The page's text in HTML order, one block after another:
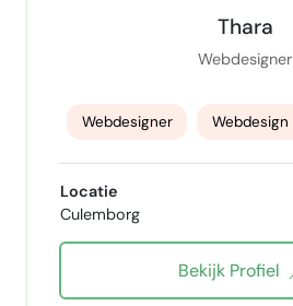
Thara
Webdesigner
Webdesigner Webdesign
Wordpress maatwerk
Locatie
Culemborg
Bekijk Profiel